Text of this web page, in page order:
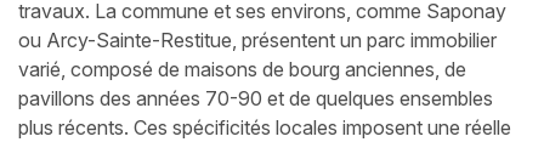
travaux. La commune et ses environs, comme Saponay
ou Arcy-Sainte-Restitue, présentent un parc immobilier
varié, composé de maisons de bourg anciennes, de
pavillons des années 70-90 et de quelques ensembles
plus récents. Ces spécificités locales imposent une réelle